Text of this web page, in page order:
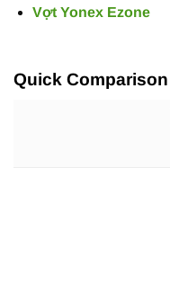
Vợt Yonex Ezone
Quick Comparison